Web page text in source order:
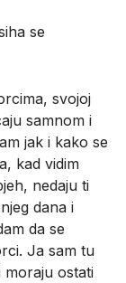
se
svojoj
samnom i
jak i kako se
kad vidim
nedaju ti
dana i
da se
Ja sam tu
moraju ostati